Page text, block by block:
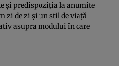
şi predispoziţia la anumite
zi de zi şi un stil de viaţă
asupra modului în care